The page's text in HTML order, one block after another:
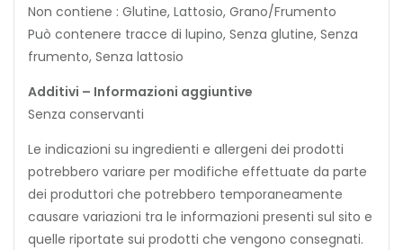
Non contiene : Glutine, Lattosio, Grano/Frumento
Può contenere tracce di lupino, Senza glutine, Senza
frumento, Senza lattosio
Additivi – Informazioni aggiuntive
Senza conservanti
Le indicazioni su ingredienti e allergeni dei prodotti
potrebbero variare per modifiche effettuate da parte
dei produttori che potrebbero temporaneamente
causare variazioni tra le informazioni presenti sul sito e
quelle riportate sui prodotti che vengono consegnati.